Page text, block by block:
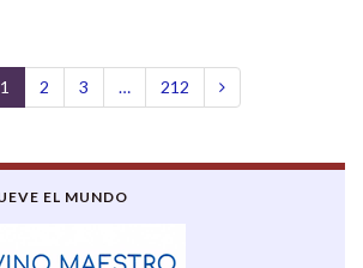
1 2 3 … 212
EL MUNDO